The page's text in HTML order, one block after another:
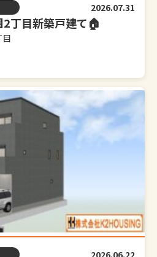
2026.07.31
丁目新築戸建て🏠
2026.06.22